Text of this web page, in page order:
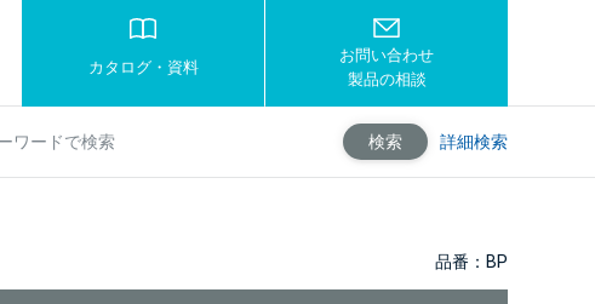
カタログ・資料
お問い合わせ
製品の相談
検索 詳細検索
品番：BP